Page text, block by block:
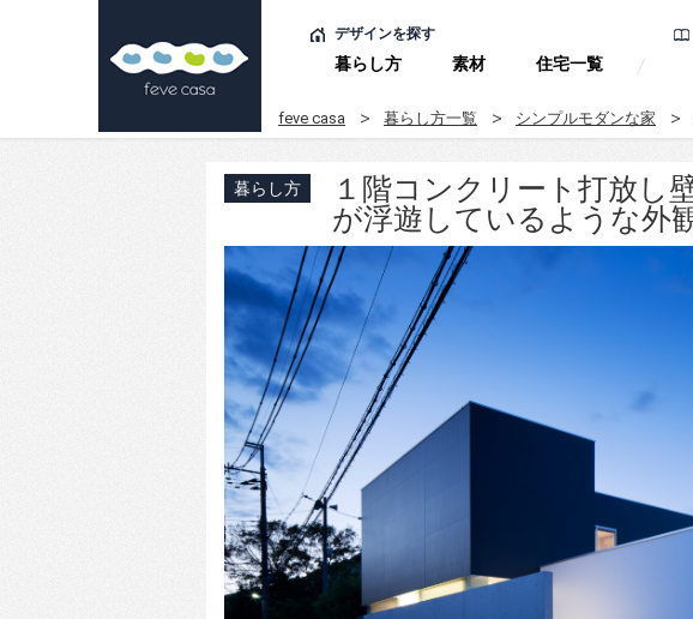
デザインを探す
暮らし方 素材 住宅一覧
feve casa 暮らし方一覧 シンプルモダンな家
暮らし方
１階コンクリート打放し
が浮遊しているような外